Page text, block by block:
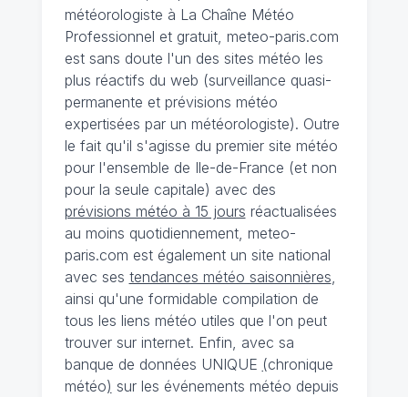
météorologiste à La Chaîne Météo
Professionnel et gratuit, meteo-paris.com
est sans doute l'un des sites météo les
plus réactifs du web (surveillance quasi-
permanente et prévisions météo
expertisées par un météorologiste). Outre
le fait qu'il s'agisse du premier site météo
pour l'ensemble de Ile-de-France (et non
pour la seule capitale) avec des
prévisions météo à 15 jours réactualisées
au moins quotidiennement, meteo-
paris.com est également un site national
avec ses tendances météo saisonnières,
ainsi qu'une formidable compilation de
tous les liens météo utiles que l'on peut
trouver sur internet. Enfin, avec sa
banque de données UNIQUE (chronique
météo) sur les événements météo depuis